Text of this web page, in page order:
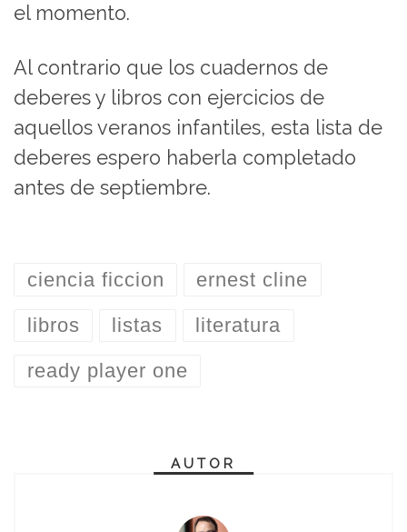
el momento.
Al contrario que los cuadernos de
deberes y libros con ejercicios de
aquellos veranos infantiles, esta lista de
deberes espero haberla completado
antes de septiembre.
ciencia ficcion ernest cline
libros listas literatura
ready player one
AUTOR